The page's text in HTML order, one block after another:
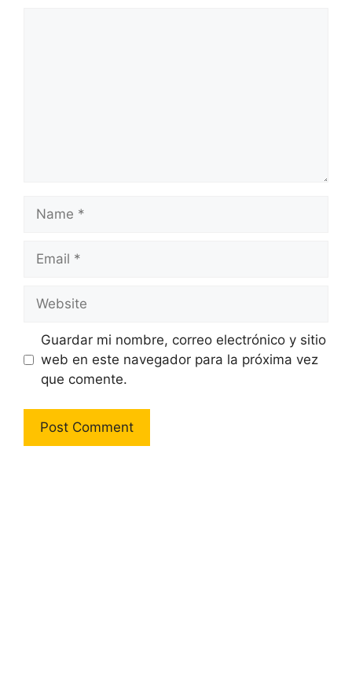
Guardar mi nombre, correo electrónico y sitio
web en este navegador para la próxima vez
que comente.